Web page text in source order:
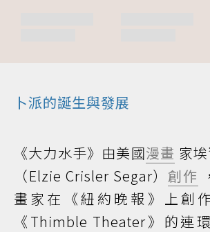
卜派的誕生與發展
《大力水手》由美國漫畫 家
（Elzie Crisler Segar） 創作
畫家在《紐約晚報》上創
《Thimble Theater》的連